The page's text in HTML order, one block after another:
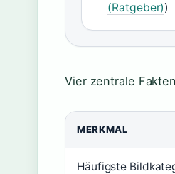
(Ratgeber))
Vier zentrale
MERKMAL
Häufigste